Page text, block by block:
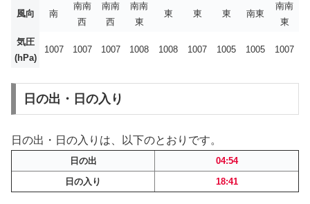
風向 南
南南
西
南南
西
南南
東
東 東 東 南東
南南
東
気圧
(hPa)
1007 1007 1007 1008 1008 1007 1005 1005 1007
日の出・日の入り
日の出・日の入りは、以下のとおりです。
日の出
04:54
日の入り
18:41